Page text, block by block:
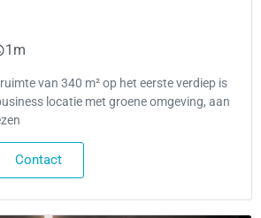
1m
van 340 m² op het eerste verdiep is
locatie met groene omgeving, aan
Contact